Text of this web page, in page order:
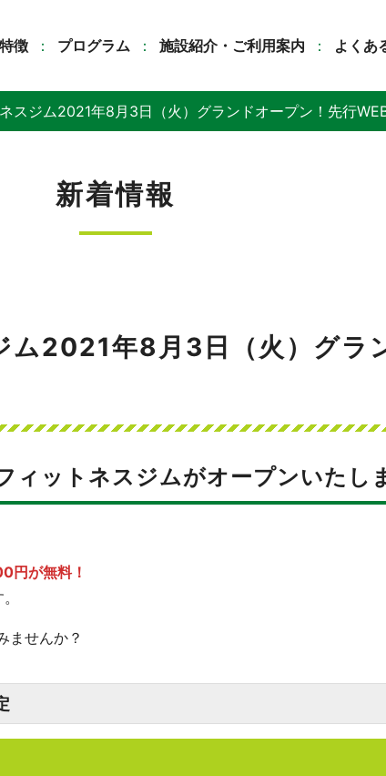
徴 プログラム 施設紹介・ご利用案内 よくあ
スジム2021年8月3日（火）グランドオープン！先行
新着情報
2021年8月3日（火）グラ
ィットネスジムがオープンいたし
円が無料！
ませんか？